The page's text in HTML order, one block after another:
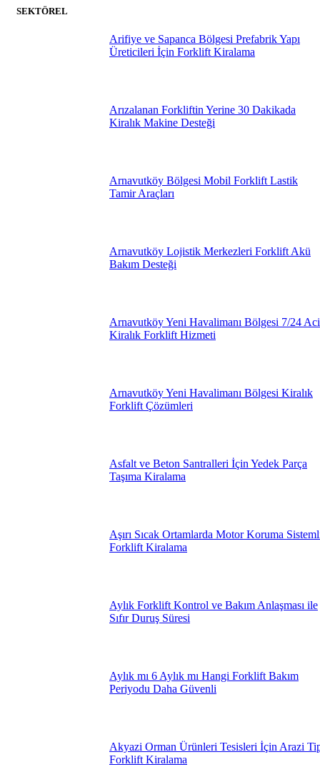
SEKTÖREL
Arifiye ve Sapanca Bölgesi Prefabrik Yapı
Üreticileri İçin Forklift Kiralama
Arızalanan Forkliftin Yerine 30 Dakikada
Kiralık Makine Desteği
Arnavutköy Bölgesi Mobil Forklift Lastik
Tamir Araçları
Arnavutköy Lojistik Merkezleri Forklift Akü
Bakım Desteği
Arnavutköy Yeni Havalimanı Bölgesi 7/24
Kiralık Forklift Hizmeti
Arnavutköy Yeni Havalimanı Bölgesi Kiralık
Forklift Çözümleri
Asfalt ve Beton Santralleri İçin Yedek Parça
Taşıma Kiralama
Aşırı Sıcak Ortamlarda Motor Koruma
Forklift Kiralama
Aylık Forklift Kontrol ve Bakım Anlaşması ile
Sıfır Duruş Süresi
Aylık mı 6 Aylık mı Hangi Forklift Bakım
Periyodu Daha Güvenli
Akyazi Orman Ürünleri Tesisleri İçin Arazi
Forklift Kiralama